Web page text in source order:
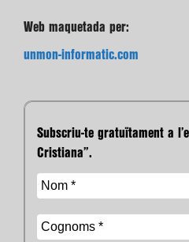
Web maquetada per:
unmon-informatic.com
Subscriu-te gratuïtament a
Cristiana”.